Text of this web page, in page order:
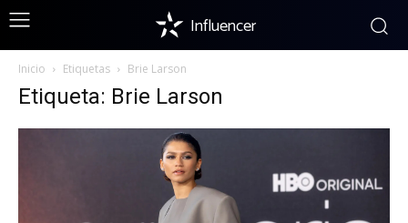
Influencer
Inicio Etiquetas Brie Larson
Etiqueta: Brie Larson